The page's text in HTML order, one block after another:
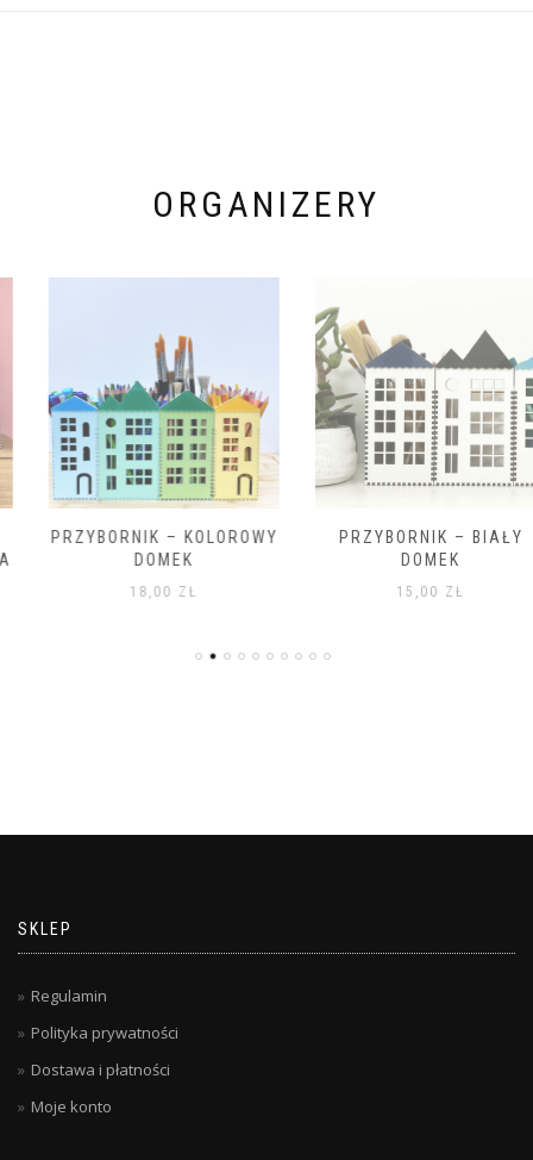
ORGANIZERY
PRZYBORNIK – KOLOROWY
DOMEK
18,00 ZŁ
PRZYBORNIK – BIAŁY
DOMEK
15,00 ZŁ
SKLEP
Regulamin
Polityka prywatności
Dostawa i płatności
Moje konto